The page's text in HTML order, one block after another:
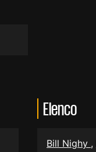
Elenco
Bill Nighy ,